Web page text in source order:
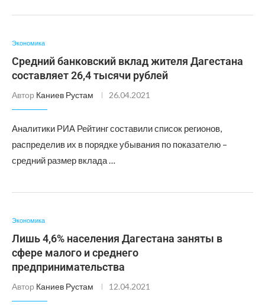
Экономика
Средний банковский вклад жителя Дагестана
составляет 26,4 тысячи рублей
Автор Каниев Рустам 26.04.2021
Аналитики РИА Рейтинг составили список регионов,
распределив их в порядке убывания по показателю –
средний размер вклада …
Экономика
Лишь 4,6% населения Дагестана заняты в
сфере малого и среднего
предпринимательства
Автор Каниев Рустам 12.04.2021